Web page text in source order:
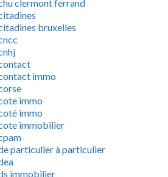
clermont ferrand
bruxelles
immo
immo
immo
immobilier
particulier à particulier
immobilier